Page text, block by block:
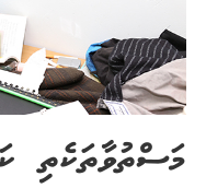
މަސްތުވާތަކެތި